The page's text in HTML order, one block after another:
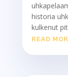
historia
kulkenut
READ